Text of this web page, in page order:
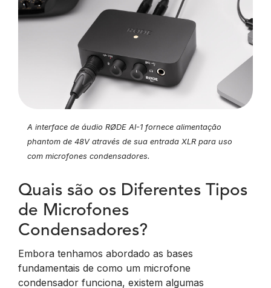
A interface de áudio RØDE AI-1 fornece alimentação
phantom de 48V através de sua entrada XLR para uso
com microfones condensadores.
Quais são os Diferentes Tipos
de Microfones
Condensadores?
Embora tenhamos abordado as bases
fundamentais de como um microfone
condensador funciona, existem algumas